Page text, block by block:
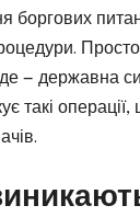
боргових
— державна
такі